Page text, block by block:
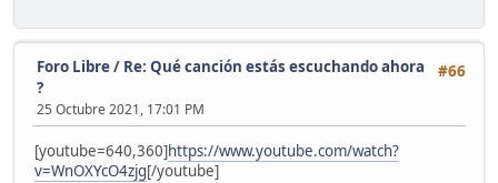
#66
Foro Libre/ Re: Qué canción estás escuchando ahora
?
25 Octubre 2021, 17:01 PM
[youtube=640,360]https://www.youtube.com/watch?
v=WnOXYcO4zjg[/youtube]